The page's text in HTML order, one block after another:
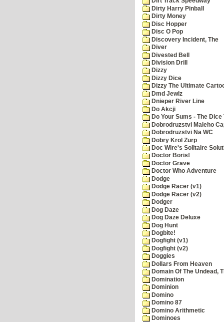
Dirty Harry Pinball
Dirty Money
Disc Hopper
Disc O Pop
Discovery Incident, The
Diver
Divested Bell
Division Drill
Dizzy
Dizzy Dice
Dizzy The Ultimate
Dmd Jewlz
Dnieper River Line
Do Akcji
Do Your Sums - The
Dobrodruzstvi Maleho
Dobrodruzstvi Na WC
Dobry Krol Zurp
Doc Wire's Solitaire
Doctor Boris!
Doctor Grave
Doctor Who Adventure
Dodge
Dodge Racer (v1)
Dodge Racer (v2)
Dodger
Dog Daze
Dog Daze Deluxe
Dog Hunt
Dogbite!
Dogfight (v1)
Dogfight (v2)
Doggies
Dollars From Heaven
Domain Of The Undead,
Domination
Dominion
Domino
Domino 87
Domino Arithmetic
Dominoes